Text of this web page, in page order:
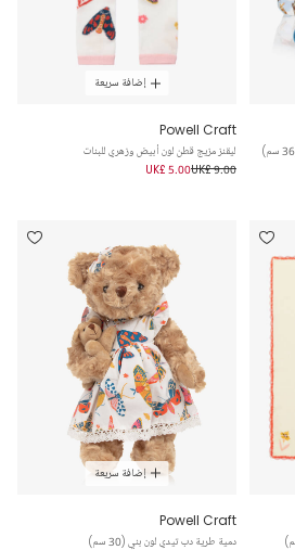
إضافة سريعة
Powell Craft
ليقنز مزيج قطن لون أبيض وزهري للبنات
UK£ 9.00
UK£ 5.00
إضافة سريعة
Powell Craft
دمية طرية دب تيدي لون بني (30 سم)